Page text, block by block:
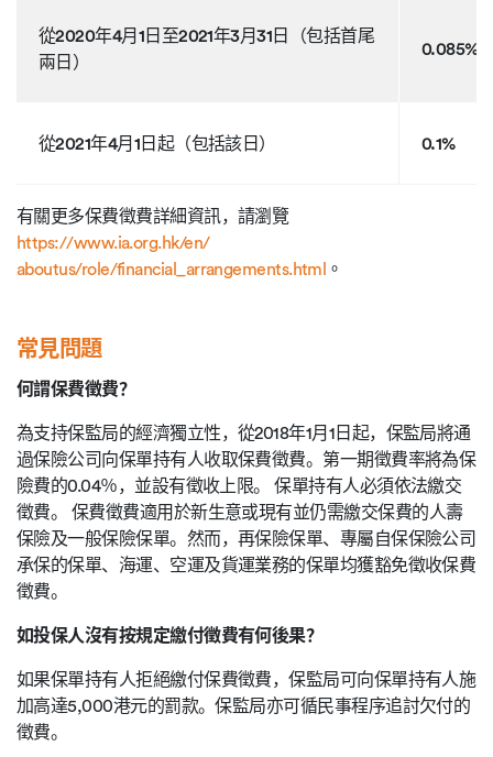
從2020年4月1日至2021年3月31日（包括首尾
兩日）
0.085%
從2021年4月1日起（包括該日） 0.1%
有關更多保費徵費詳細資訊，請瀏覽
https://www.ia.org.hk/en/
aboutus/role/financial_arrangements.html 。
常見問題
何謂保費徵費？
為支持保監局的經濟獨立性，從2018年1月1日起，保監局將通
過保險公司向保單持有人收取保費徵費。第一期徵費率將為保
險費的0.04％，並設有徵收上限。 保單持有人必須依法繳交
徵費。 保費徵費適用於新生意或現有並仍需繳交保費的人壽
保險及一般保險保單。然而，再保險保單、專屬自保保險公司
承保的保單、海運、空運及貨運業務的保單均獲豁免徵收保費
徵費。
如投保人沒有按規定繳付徵費有何後果？
如果保單持有人拒絕繳付保費徵費，保監局可向保單持有人施
加高達5,000港元的罰款。保監局亦可循民事程序追討欠付的
徵費。